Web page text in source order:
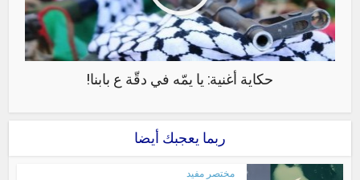
حكاية أغنية: يا يمّه في دقّة ع بابنا!
ربما يعجبك أيضا
مختصر مفيد